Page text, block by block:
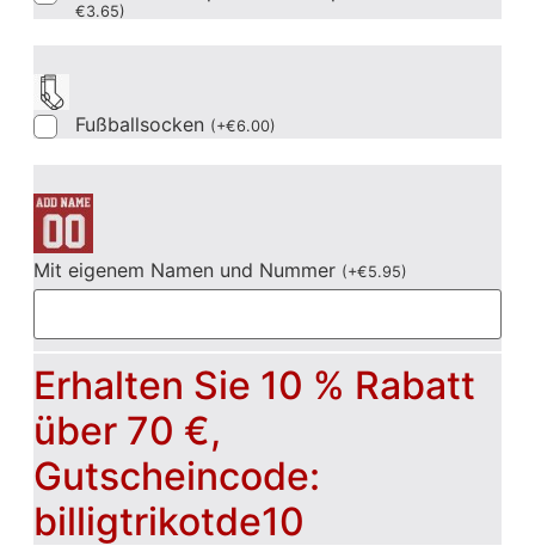
€3.65)
Fußballsocken (+€6.00)
Mit eigenem Namen und Nummer (+€5.95)
Erhalten Sie 10 % Rabatt
über 70 €,
Gutscheincode:
billigtrikotde10